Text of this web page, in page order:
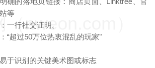
等
一行社交证明。
“超过50万位热衷混乱的玩家”
于识别的关键美术图或标志
（nweon.com）